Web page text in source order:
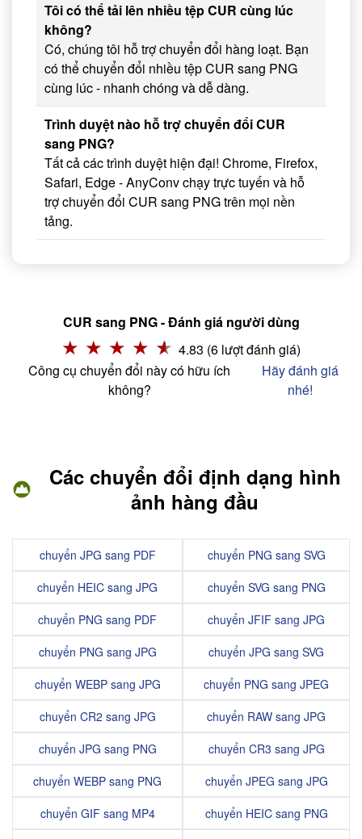
Tôi có thể tải lên nhiều tệp CUR cùng lúc
không?
Có, chúng tôi hỗ trợ chuyển đổi hàng loạt. Bạn
có thể chuyển đổi nhiều tệp CUR sang PNG
cùng lúc - nhanh chóng và dễ dàng.
Trình duyệt nào hỗ trợ chuyển đổi CUR
sang PNG?
Tất cả các trình duyệt hiện đại! Chrome, Firefox,
Safari, Edge - AnyConv chạy trực tuyến và hỗ
trợ chuyển đổi CUR sang PNG trên mọi nền
tảng.
CUR sang PNG - Đánh giá người dùng
4.83 (6 lượt đánh giá)
Công cụ chuyển đổi này có hữu ích
không?
Hãy đánh giá
nhé!
Các chuyển đổi định dạng hình
ảnh hàng đầu
chuyển JPG sang PDF
chuyển HEIC sang JPG
chuyển PNG sang PDF
chuyển PNG sang JPG
chuyển WEBP sang JPG
chuyển CR2 sang JPG
chuyển JPG sang PNG
chuyển WEBP sang PNG
chuyển GIF sang MP4
chuyển PNG sang SVG
chuyển SVG sang PNG
chuyển JFIF sang JPG
chuyển JPG sang SVG
chuyển PNG sang JPEG
chuyển RAW sang JPG
chuyển CR3 sang JPG
chuyển JPEG sang JPG
chuyển HEIC sang PNG